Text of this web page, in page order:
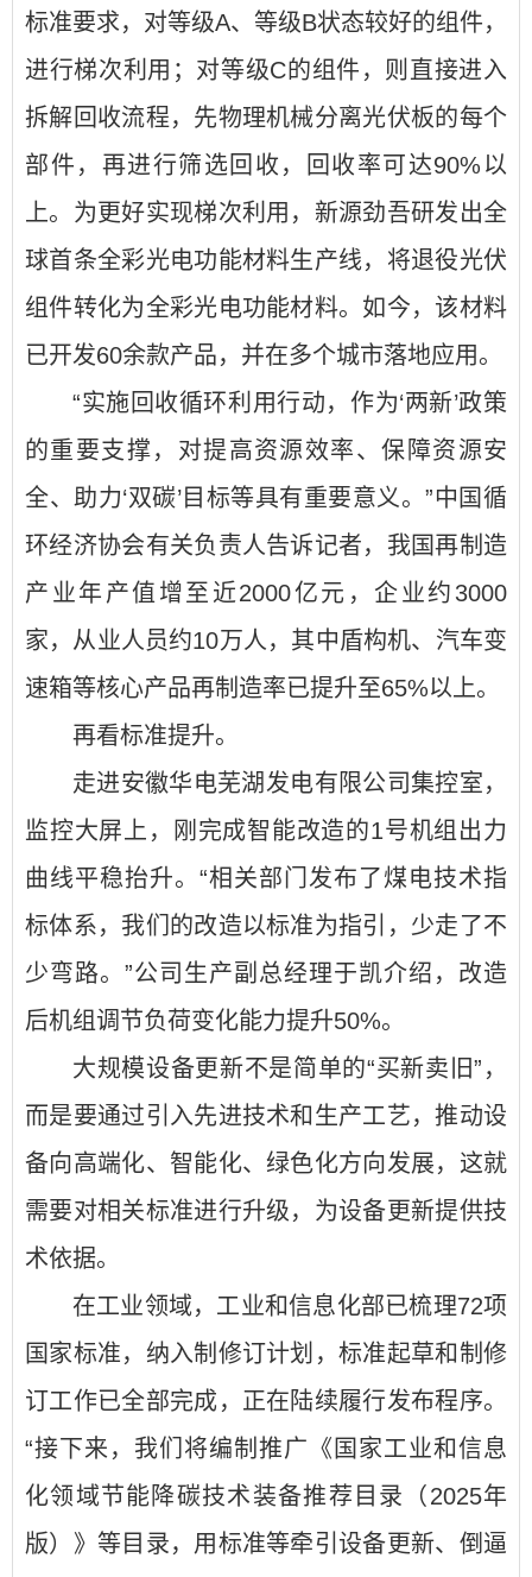
标准要求，对等级A、等级B状态较好的组件，
进行梯次利用；对等级C的组件，则直接进入
拆解回收流程，先物理机械分离光伏板的每个
部件，再进行筛选回收，回收率可达90%以
上。为更好实现梯次利用，新源劲吾研发出全
球首条全彩光电功能材料生产线，将退役光伏
组件转化为全彩光电功能材料。如今，该材料
已开发60余款产品，并在多个城市落地应用。
“实施回收循环利用行动，作为‘两新’政策
的重要支撑，对提高资源效率、保障资源安
全、助力‘双碳’目标等具有重要意义。”中国循
环经济协会有关负责人告诉记者，我国再制造
产业年产值增至近2000亿元，企业约3000
家，从业人员约10万人，其中盾构机、汽车变
速箱等核心产品再制造率已提升至65%以上。
再看标准提升。
走进安徽华电芜湖发电有限公司集控室，
监控大屏上，刚完成智能改造的1号机组出力
曲线平稳抬升。“相关部门发布了煤电技术指
标体系，我们的改造以标准为指引，少走了不
少弯路。”公司生产副总经理于凯介绍，改造
后机组调节负荷变化能力提升50%。
大规模设备更新不是简单的“买新卖旧”，
而是要通过引入先进技术和生产工艺，推动设
备向高端化、智能化、绿色化方向发展，这就
需要对相关标准进行升级，为设备更新提供技
术依据。
在工业领域，工业和信息化部已梳理72项
国家标准，纳入制修订计划，标准起草和制修
订工作已全部完成，正在陆续履行发布程序。
“接下来，我们将编制推广《国家工业和信息
化领域节能降碳技术装备推荐目录（2025年
版）》等目录，用标准等牵引设备更新、倒逼